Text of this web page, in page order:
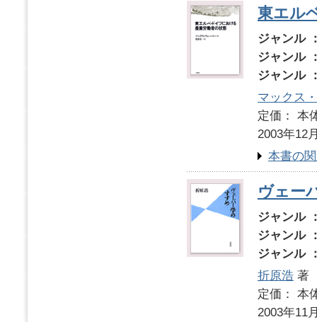
東エル
ジャンル
ジャンル
ジャンル
マックス
定価：
2003年12
本書の
ヴェー
ジャンル
ジャンル
ジャンル
折原浩 著
定価：
2003年11